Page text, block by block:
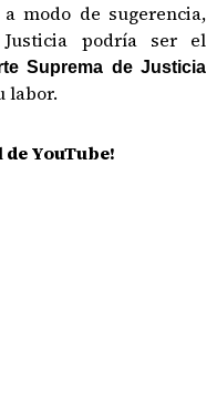
modo de sugerencia,
podría ser el
Suprema de Justicia
labor.
YouTube!